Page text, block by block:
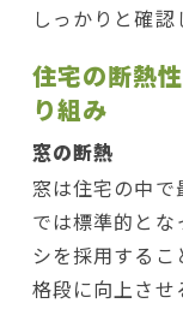
しっかりと確認
住宅の断熱
り組み
窓の断熱
窓は住宅の中
では標準的と
シを採用する
格段に向上させ